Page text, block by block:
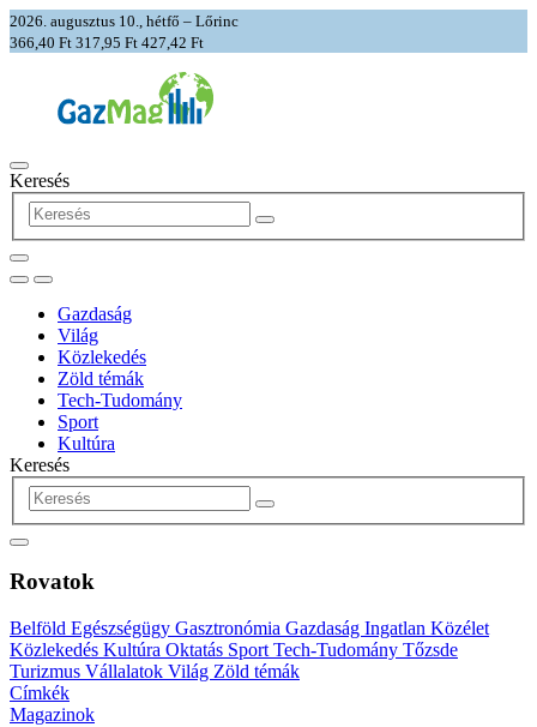
2026. augusztus 10., hétfő – Lőrinc
366,40 Ft 317,95 Ft 427,42 Ft
Keresés
Gazdaság
Világ
Közlekedés
Zöld témák
Tech-Tudomány
Sport
Kultúra
Keresés
Rovatok
Belföld Egészségügy Gasztronómia Gazdaság Ingatlan Közélet
Közlekedés Kultúra Oktatás Sport Tech-Tudomány Tőzsde
Turizmus Vállalatok Világ Zöld témák
Címkék
Magazinok